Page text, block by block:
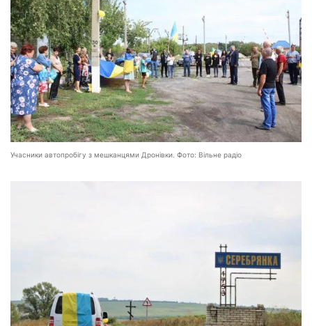
Учасники автопробігу з мешканцями Дронівки. Фото: Вільне радіо